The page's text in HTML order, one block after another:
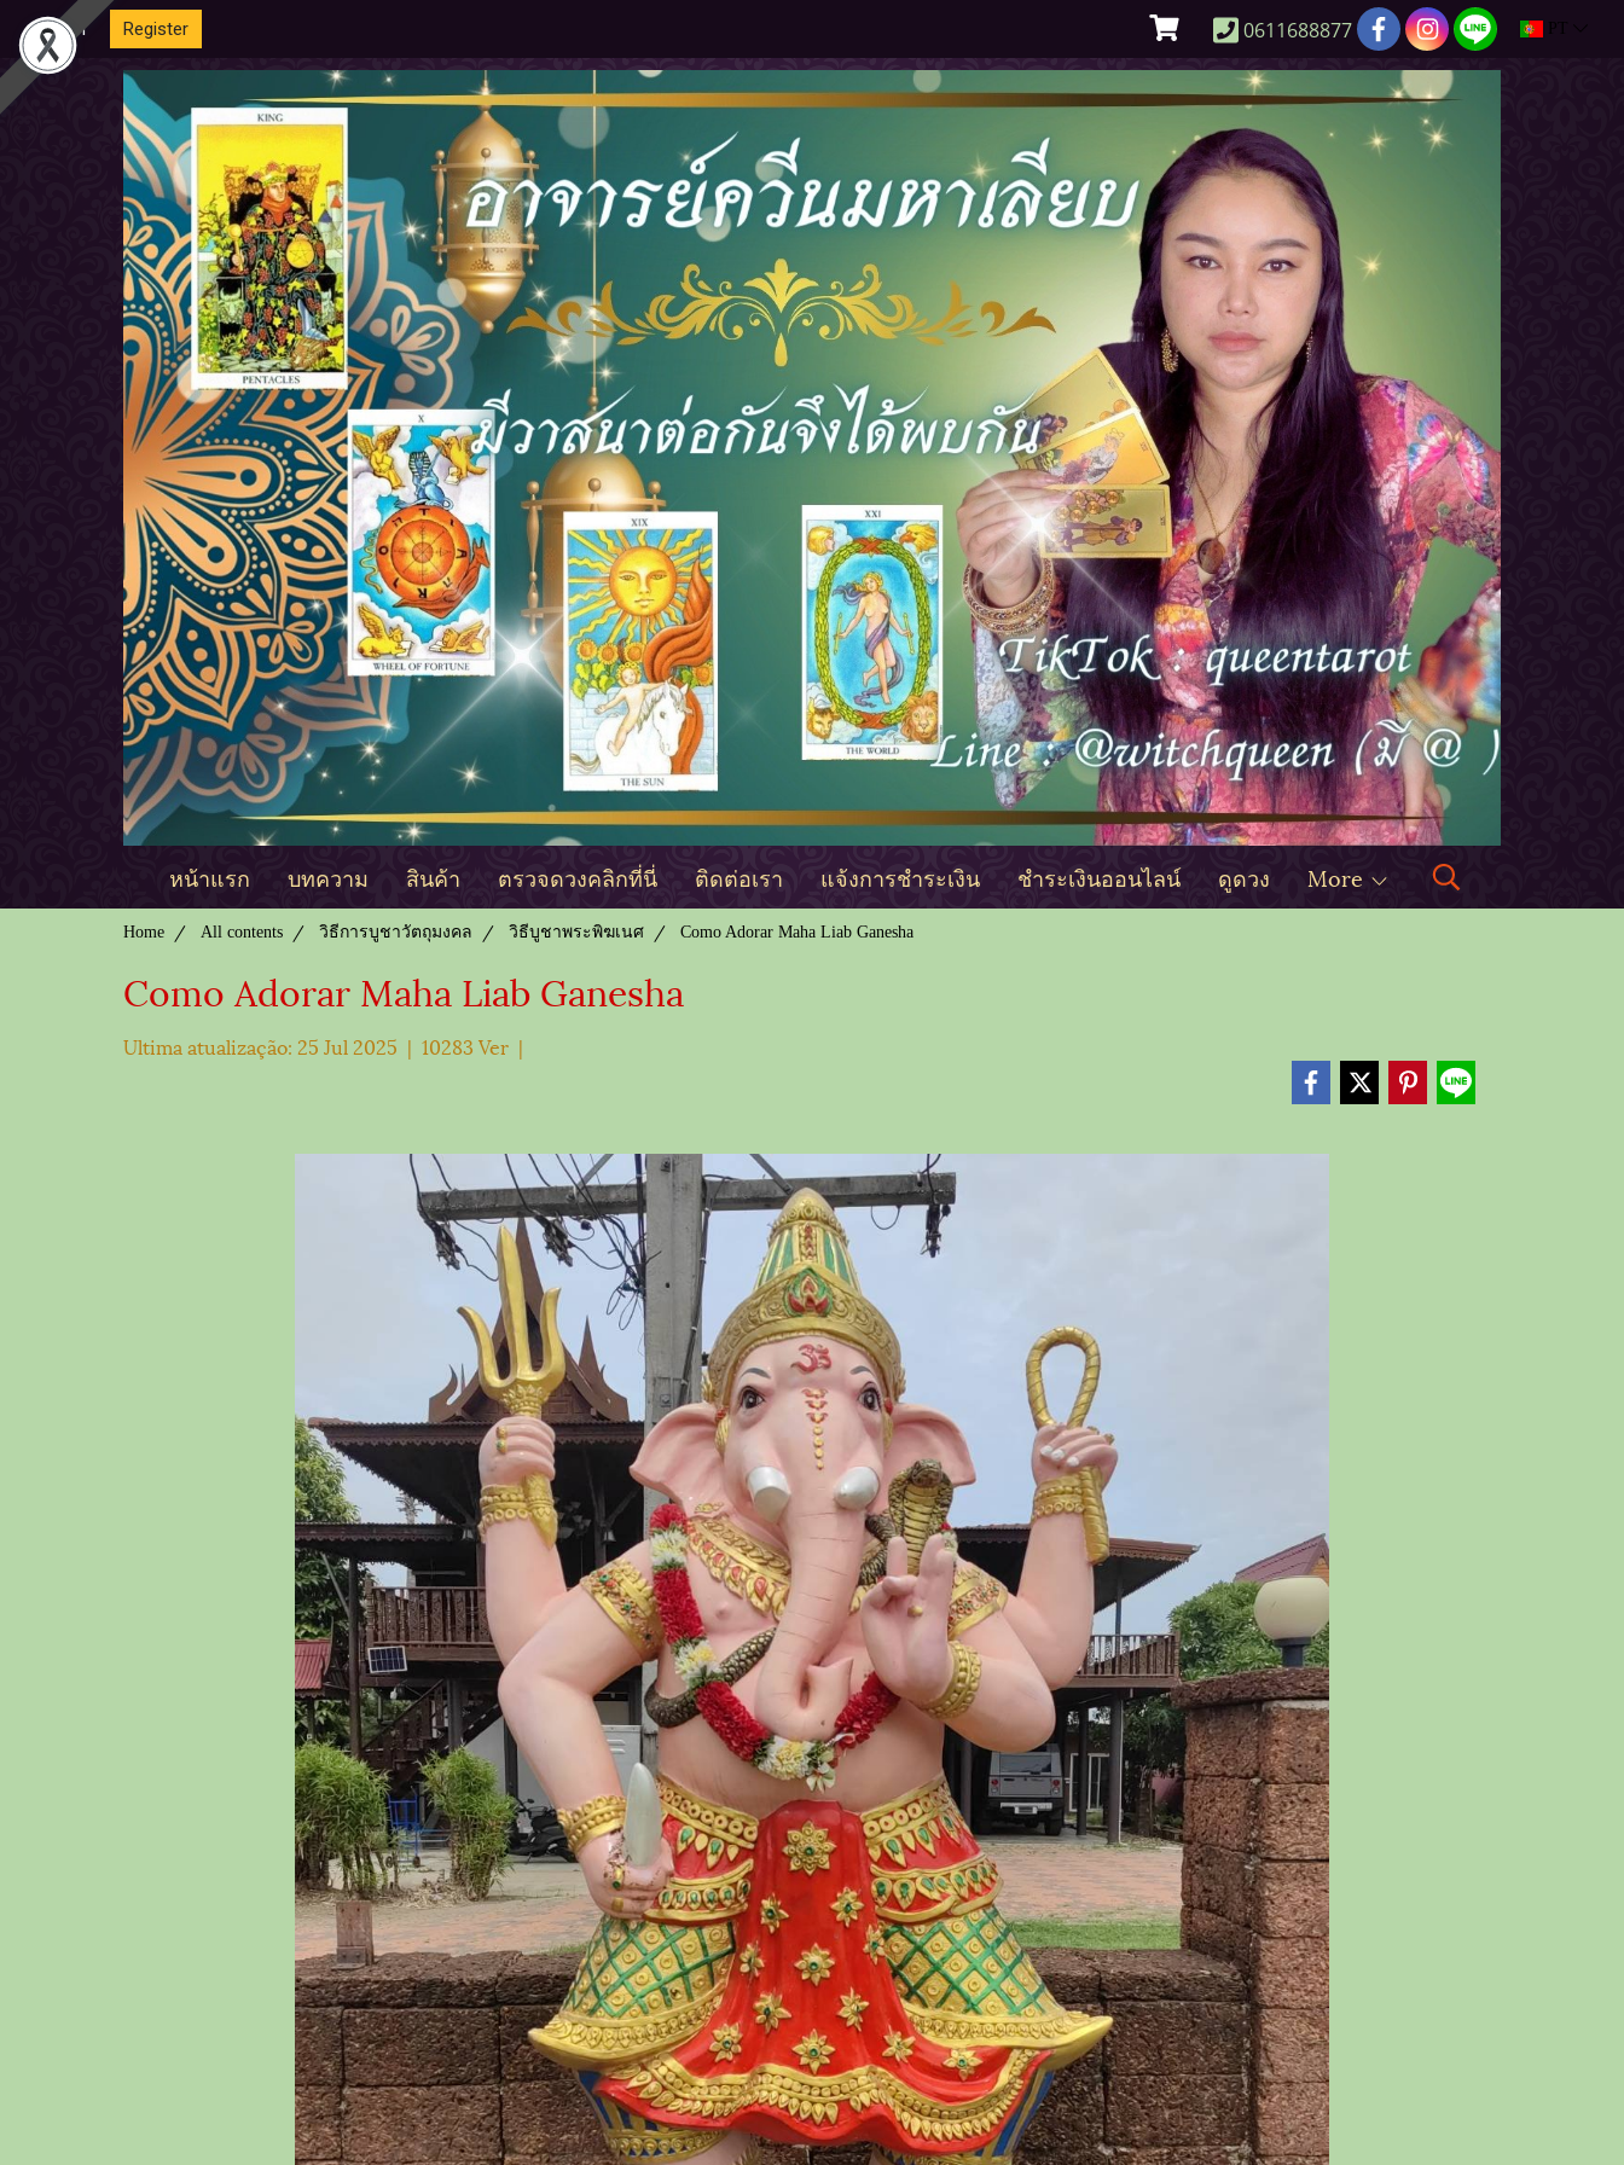
Login Register 0611688877 PT
หน้าแรก บทความ สินค้า ตรวจดวงคลิกที่นี่ ติดต่อเรา แจ้งการชำระเงิน ชำระเงินออนไลน์ ดูดวง More
Home All contents วิธีการบูชาวัตถุมงคล วิธีบูชาพระพิฆเนศ Como Adorar Maha Liab Ganesha
Como Adorar Maha Liab Ganesha
Ultima atualização: 25 Jul 2025 | 10283 Ver |